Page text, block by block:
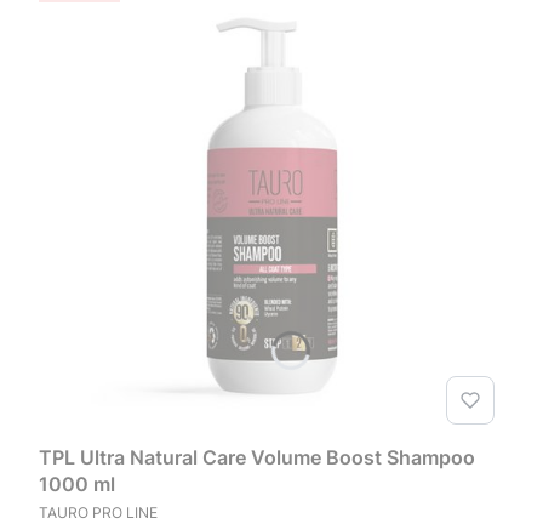
TPL Ultra Natural Care Volume Boost Shampoo
1000 ml
PRODUCENT
TAURO PRO LINE